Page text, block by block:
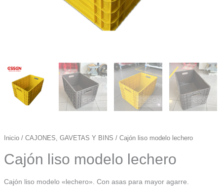
Inicio/ CAJONES, GAVETAS Y BINS / Cajón liso modelo lechero
Cajón liso modelo lechero
Cajón liso modelo «lechero». Con asas para mayor agarre.